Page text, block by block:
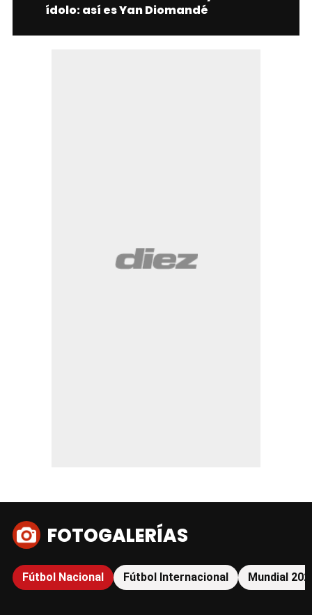
ídolo: así es Yan Diomandé
FOTOGALERÍAS
Fútbol Nacional Fútbol Internacional Mundial